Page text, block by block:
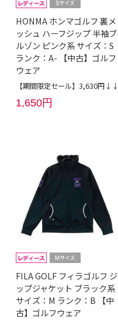
HONMA ホンマゴルフ 裏メ
ッシュ ハーフジップ 半袖ブ
ルゾン ピンク系 サイズ：S
ランク：A- 【中古】ゴルフ
ウェア
【期間限定セール】3,630円↓↓
1,650円
FILA GOLF フィラゴルフ ジ
ップジャケット ブラック系
サイズ：M ランク：B 【中
古】ゴルフウェア